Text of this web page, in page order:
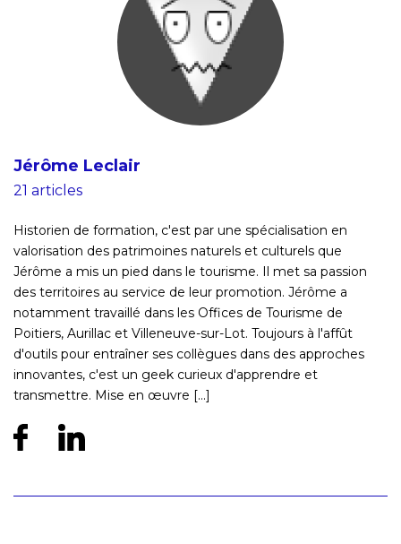
Jérôme Leclair
21 articles
Historien de formation, c'est par une spécialisation en
valorisation des patrimoines naturels et culturels que
Jérôme a mis un pied dans le tourisme. Il met sa passion
des territoires au service de leur promotion. Jérôme a
notamment travaillé dans les Offices de Tourisme de
Poitiers, Aurillac et Villeneuve-sur-Lot. Toujours à l'affût
d'outils pour entraîner ses collègues dans des approches
innovantes, c'est un geek curieux d'apprendre et
transmettre. Mise en œuvre [...]